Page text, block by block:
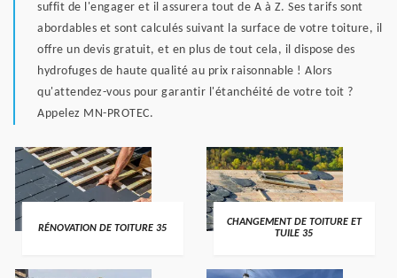
suffit de l'engager et il assurera tout de A à Z. Ses tarifs sont
abordables et sont calculés suivant la surface de votre toiture, il
offre un devis gratuit, et en plus de tout cela, il dispose des
hydrofuges de haute qualité au prix raisonnable ! Alors
qu'attendez-vous pour garantir l'étanchéité de votre toit ?
Appelez MN-PROTEC.
RÉNOVATION DE TOITURE 35
CHANGEMENT DE TOITURE ET
TUILE 35